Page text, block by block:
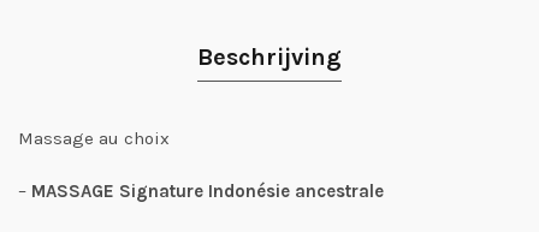
Beschrijving
Massage au choix
– MASSAGE Signature Indonésie ancestrale